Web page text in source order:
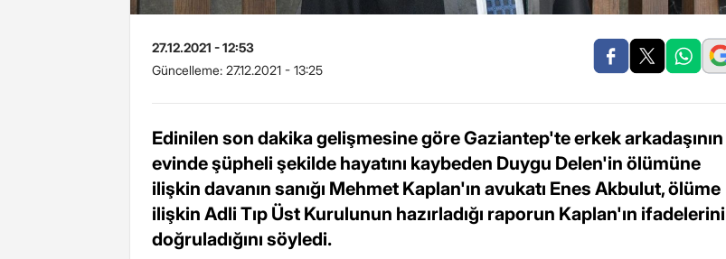
27.12.2021 - 12:53
Güncelleme: 27.12.2021 - 13:25
Edinilen son dakika gelişmesine göre Gaziantep'te erkek arkadaşının
evinde şüpheli şekilde hayatını kaybeden Duygu Delen'in ölümüne
ilişkin davanın sanığı Mehmet Kaplan'ın avukatı Enes Akbulut, ölüme
ilişkin Adli Tıp Üst Kurulunun hazırladığı raporun Kaplan'ın ifadelerini
doğruladığını söyledi.